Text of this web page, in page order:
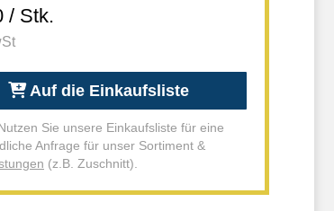
/ Stk.
Auf die Einkaufsliste
Sie unsere Einkaufsliste für eine
Anfrage für unser Sortiment &
(z.B. Zuschnitt).